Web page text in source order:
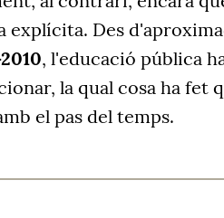
explícita. Des
, l'educació pública
la qual cosa ha fet
el pas del temps.